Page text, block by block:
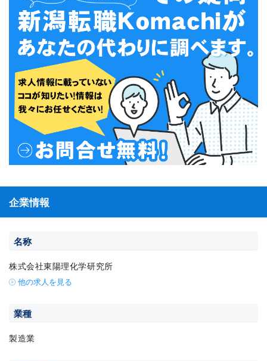
企業情報
名称
株式会社東陽理化学研究所
他の求人を見る
業種
製造業